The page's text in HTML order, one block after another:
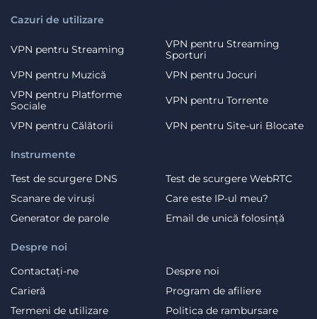
Cazuri de utilizare
VPN pentru Streaming
VPN pentru Streaming
Sporturi
VPN pentru Muzică
VPN pentru Jocuri
VPN pentru Platforme
Sociale
VPN pentru Torrente
VPN pentru Călătorii
VPN pentru Site-uri Blocate
Despre noi
Contactați-ne
Despre noi
Carieră
Program de afiliere
Termeni de utilizare
Politica de rambursare
Instrumente
Test de scurgere DNS
Test de scurgere WebRTC
Scanare de viruși
Care este IP-ul meu?
Generator de parole
Email de unică folosință